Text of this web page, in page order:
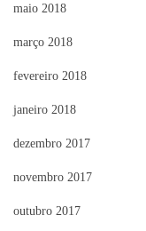
maio 2018
março 2018
fevereiro 2018
janeiro 2018
dezembro 2017
novembro 2017
outubro 2017